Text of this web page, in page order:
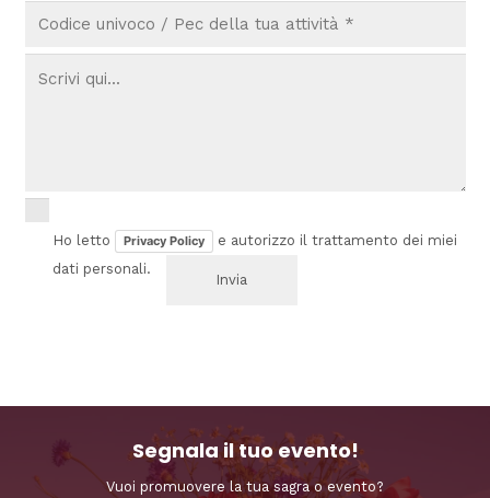
Ho letto Privacy Policy
e autorizzo il trattamento dei miei
dati personali.
Segnala il tuo evento!
Vuoi promuovere la tua sagra o evento?